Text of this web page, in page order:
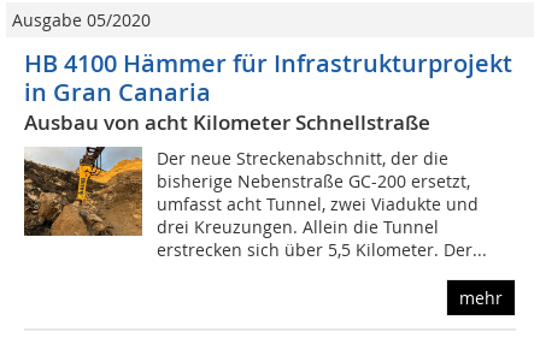
Ausgabe 05/2020
HB 4100 Hämmer für Infrastrukturprojekt
in Gran Canaria
Ausbau von acht Kilometer Schnellstraße
Der neue Streckenabschnitt, der die
bisherige Nebenstraße GC-200 ersetzt,
umfasst acht Tunnel, zwei Viadukte und
drei Kreuzungen. Allein die Tunnel
erstrecken sich über 5,5 Kilometer. Der...
mehr